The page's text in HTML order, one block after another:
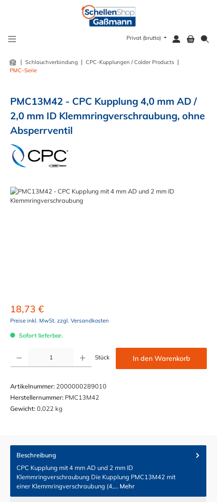
Privat (brutto)
| Schlauchverbindung | CPC-Kupplungen / Colder Products |
PMC-Serie
PMC13M42 - CPC Kupplung 4,0 mm AD /
2,0 mm ID Klemmringverschraubung, ohne
Absperrventil
Bildergalerie überspringen
18,73 €
Preise inkl. MwSt. zzgl. Versandkosten
Sofort lieferbar.
Produkt Anzahl: Gib den gewünschten Wert ein oder benutze die Schaltflächen um die Anzahl
Stück In den Warenkorb
Artikelnummer: 2000000289010
Herstellernummer: PMC13M42
Gewicht:0,022 kg
Beschreibung
CPC Kupplung mit 4 mm AD und 2 mm ID
Klemmringverschraubung Die Kupplung PMC13M42 mit
einer Klemmringverschraubung (4,… Mehr